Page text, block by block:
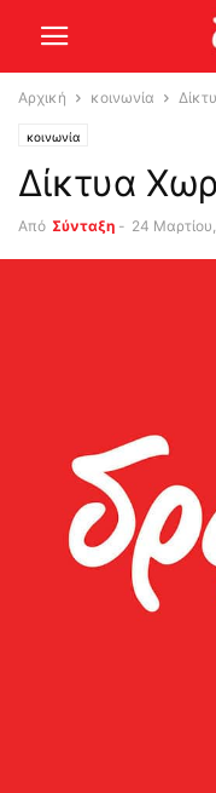
Αρχική κοινωνία
κοινωνία
Δίκτυα
Από Σύνταξη - 24